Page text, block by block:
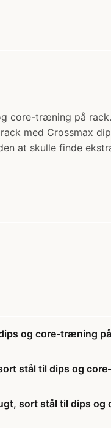
core-træning på
med Crossmax
at skulle finde
og core-træning
stål til dips og
sort stål til dips